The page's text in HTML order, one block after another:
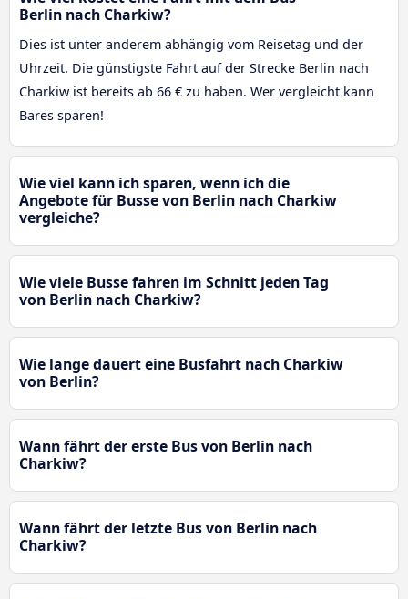
Berlin nach Charkiw?
Dies ist unter anderem abhängig vom Reisetag und der
Uhrzeit. Die günstigste Fahrt auf der Strecke Berlin nach
Charkiw ist bereits ab 66 € zu haben. Wer vergleicht kann
Bares sparen!
Wie viel kann ich sparen, wenn ich die
Angebote für Busse von Berlin nach Charkiw
vergleiche?
Wie viele Busse fahren im Schnitt jeden Tag
von Berlin nach Charkiw?
Wie lange dauert eine Busfahrt nach Charkiw
von Berlin?
Wann fährt der erste Bus von Berlin nach
Charkiw?
Wann fährt der letzte Bus von Berlin nach
Charkiw?